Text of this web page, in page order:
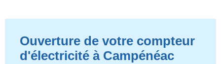
Ouverture de votre compteur
d'électricité à Campénéac